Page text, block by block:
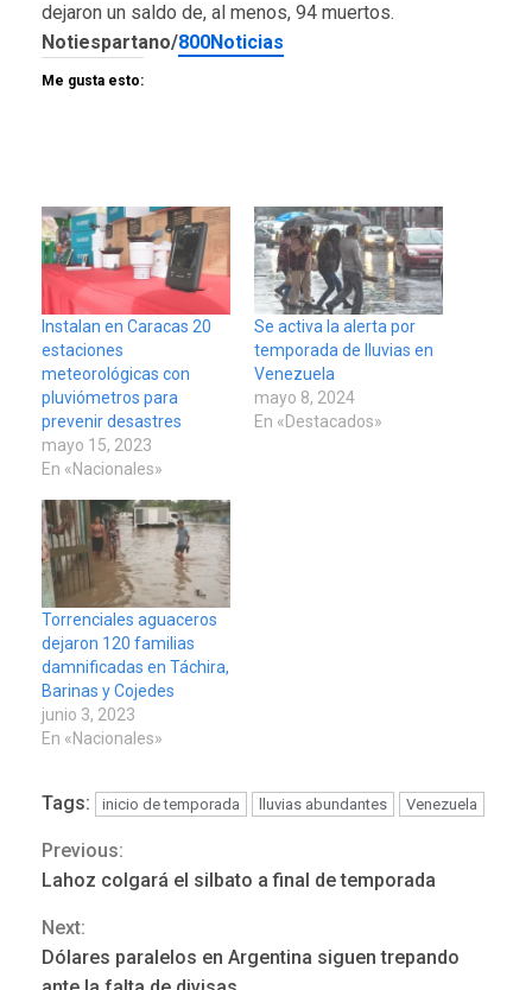
dejaron un saldo de, al menos, 94 muertos.
Notiespartano/800Noticias
Me gusta esto:
Instalan en Caracas 20
estaciones
meteorológicas con
pluviómetros para
prevenir desastres
mayo 15, 2023
En «Nacionales»
Se activa la alerta por
temporada de lluvias en
Venezuela
mayo 8, 2024
En «Destacados»
Torrenciales aguaceros
dejaron 120 familias
damnificadas en Táchira,
Barinas y Cojedes
junio 3, 2023
En «Nacionales»
Tags: inicio de temporada lluvias abundantes Venezuela
Continue
Reading
Previous:
Lahoz colgará el silbato a final de temporada
Next:
Dólares paralelos en Argentina siguen trepando
3
TITULARES
ÚLTIMA HORA
armados